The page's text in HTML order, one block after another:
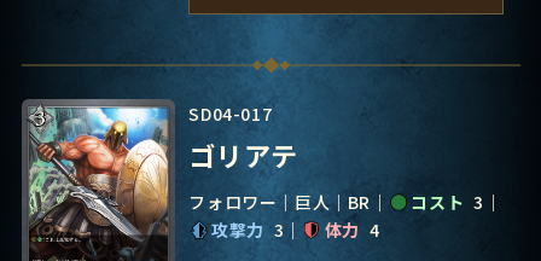
SD04-017
ゴリアテ
フォロワー 巨人 BR コスト 3
攻撃力 3 体力 4